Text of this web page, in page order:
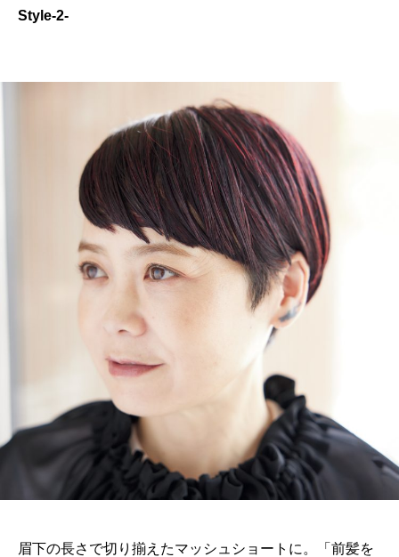
Style-2-
眉下の長さで切り揃えたマッシュショートに。「前髪を